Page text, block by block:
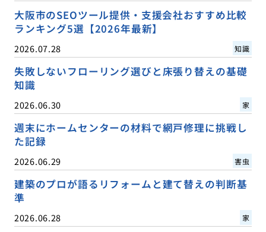
大阪市のSEOツール提供・支援会社おすすめ比較
ランキング5選【2026年最新】
2026.07.28 知識
失敗しないフローリング選びと床張り替えの基礎
知識
2026.06.30 家
週末にホームセンターの材料で網戸修理に挑戦し
た記録
2026.06.29 害虫
建築のプロが語るリフォームと建て替えの判断基
準
2026.06.28 家